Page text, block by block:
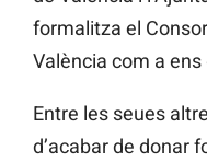
formalitza el
València com a ens
Entre les seues
d’acabar de donar